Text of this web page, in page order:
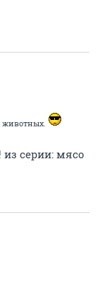
крем..и потом
ясное
никто не
для дальнейшей на
меньше
и так
если честно,
я
но это